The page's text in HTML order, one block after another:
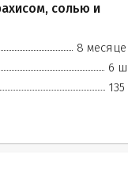
солью и
8
6
135